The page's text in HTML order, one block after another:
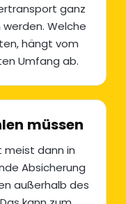
ganz
Welche
hängt vom
Umfang ab.
müssen
meist dann in
Absicherung
außerhalb des